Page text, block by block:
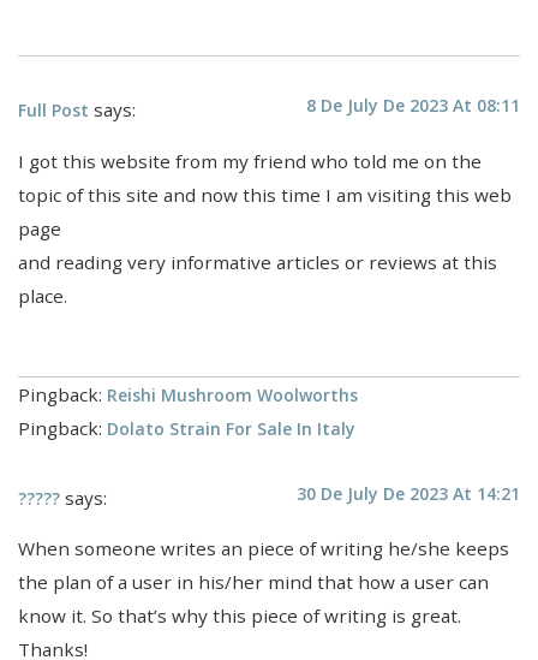
Full Post says: 8 De July De 2023 At 08:11
I got this website from my friend who told me on the
topic of this site and now this time I am visiting this web
page
and reading very informative articles or reviews at this
place.
Pingback: Reishi Mushroom Woolworths
Pingback: Dolato Strain For Sale In Italy
????? says: 30 De July De 2023 At 14:21
When someone writes an piece of writing he/she keeps
the plan of a user in his/her mind that how a user can
know it. So that’s why this piece of writing is great.
Thanks!